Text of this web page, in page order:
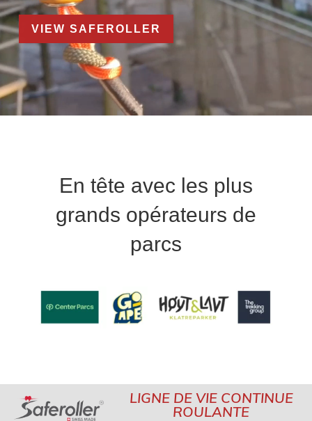
VIEW SAFEROLLER
En tête avec les plus
grands opérateurs de
parcs
LIGNE DE VIE CONTINUE
ROULANTE